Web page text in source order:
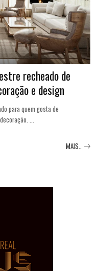
recheado de
e design
para quem gosta de
...
MAIS..